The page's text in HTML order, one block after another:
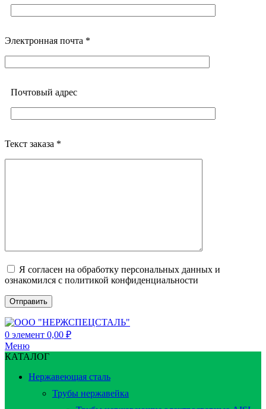
Электронная почта *
Почтовый адреc
Текст заказа *
Я согласен на обработку персональных данных и
ознакомился с политикой конфиденциальности
0 элемент 0,00 ₽
Меню
КАТАЛОГ
Нержавеющая сталь
Трубы нержавейка